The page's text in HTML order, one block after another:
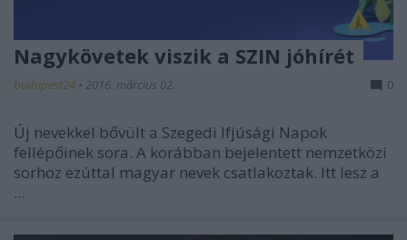
Nagykövetek viszik a SZIN jóhírét
budapest24 • 2016. március 02. 0
Új nevekkel bővült a Szegedi Ifjúsági Napok
fellépőinek sora. A korábban bejelentett nemzetközi
sorhoz ezúttal magyar nevek csatlakoztak. Itt lesz a
...